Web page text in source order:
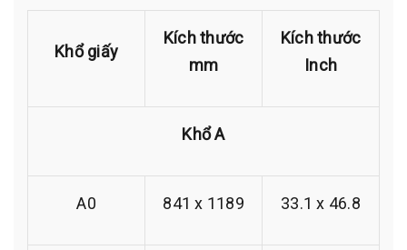
Khổ giấy
Kích thước
mm
Kích thước
Inch
Khổ A
A0 841 x 1189 33.1 x 46.8